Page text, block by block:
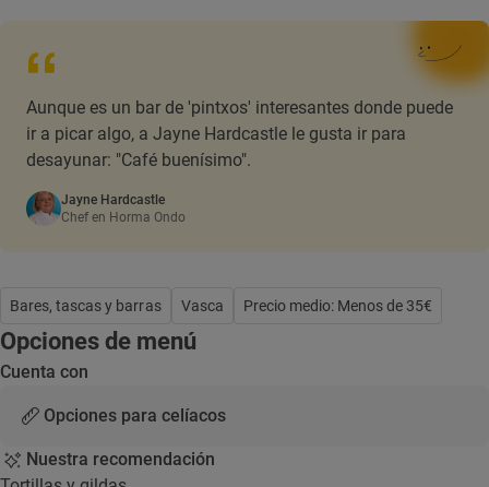
Aunque es un bar de 'pintxos' interesantes donde puede
ir a picar algo, a Jayne Hardcastle le gusta ir para
desayunar: "Café buenísimo".
Jayne Hardcastle
Chef en Horma Ondo
Bares, tascas y barras Vasca Precio medio: Menos de 35€
Opciones de menú
Cuenta con
Opciones para celíacos
Nuestra recomendación